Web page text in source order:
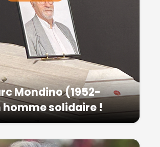
Mondino (1952-
homme solidaire !